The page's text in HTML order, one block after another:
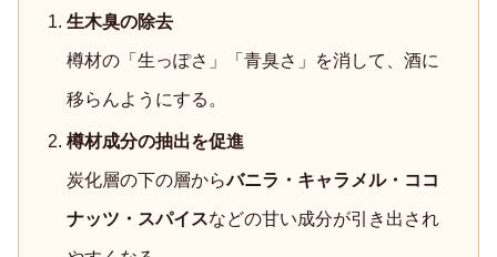
生木臭の除去
樽材の「生っぽさ」「青臭さ」を消して、酒に
移らんようにする。
樽材成分の抽出を促進
炭化層の下の層からバニラ・キャラメル・ココ
ナッツ・スパイスなどの甘い成分が引き出され